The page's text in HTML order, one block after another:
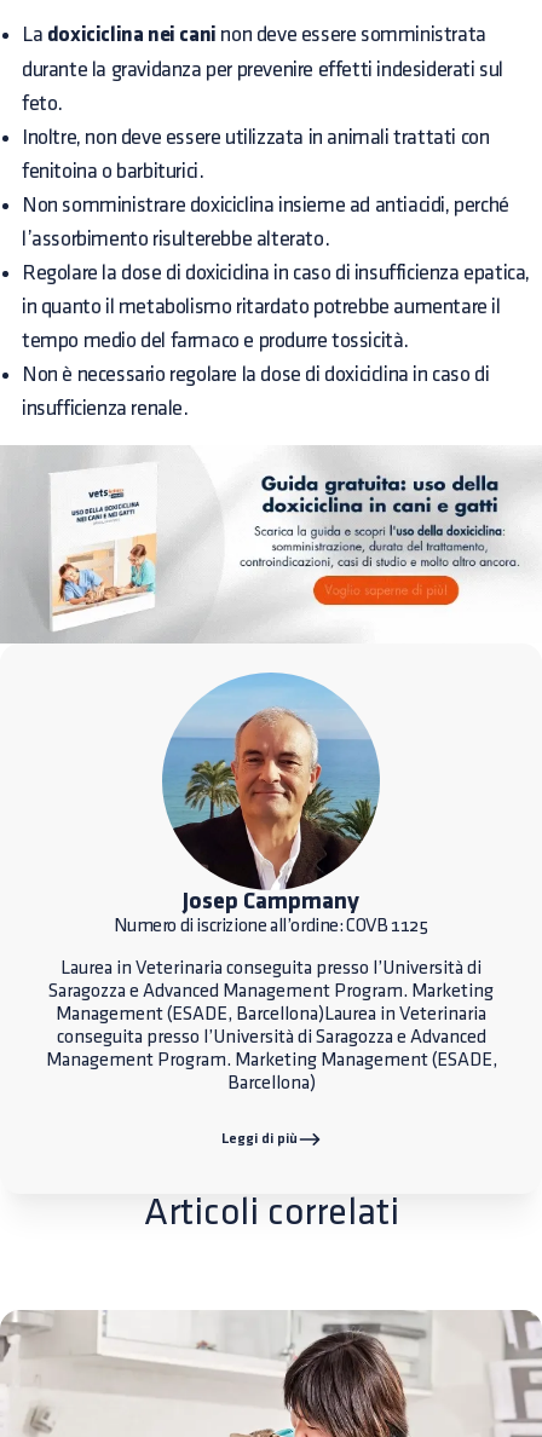
La doxiciclina nei cani non deve essere somministrata
durante la gravidanza per prevenire effetti indesiderati sul
feto.
Inoltre, non deve essere utilizzata in animali trattati con
fenitoina o barbiturici.
Non somministrare doxiciclina insieme ad antiacidi, perché
l’assorbimento risulterebbe alterato.
Regolare la dose di doxiciclina in caso di insufficienza epatica,
in quanto il metabolismo ritardato potrebbe aumentare il
tempo medio del farmaco e produrre tossicità.
Non è necessario regolare la dose di doxiciclina in caso di
insufficienza renale.
Josep Campmany
Numero di iscrizione all’ordine: COVB 1125
Laurea in Veterinaria conseguita presso l’Università di
Saragozza e Advanced Management Program. Marketing
Management (ESADE, Barcellona)Laurea in Veterinaria
conseguita presso l’Università di Saragozza e Advanced
Management Program. Marketing Management (ESADE,
Barcellona)
Leggi di più
Articoli correlati